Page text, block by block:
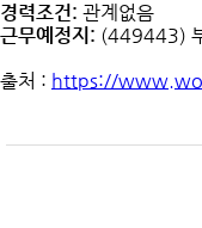
경력조건: 관계없음
근무예정지: (449443)
출처 : https://